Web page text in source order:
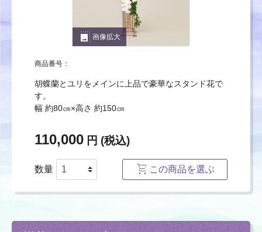
photo_size_select_large 画像拡大
商品番号：
胡蝶蘭とユリをメインに上品で豪華なスタンド花で
す。
幅 約80㎝×高さ 約150㎝
110,000 円 (税込)
数量 この商品を選ぶ